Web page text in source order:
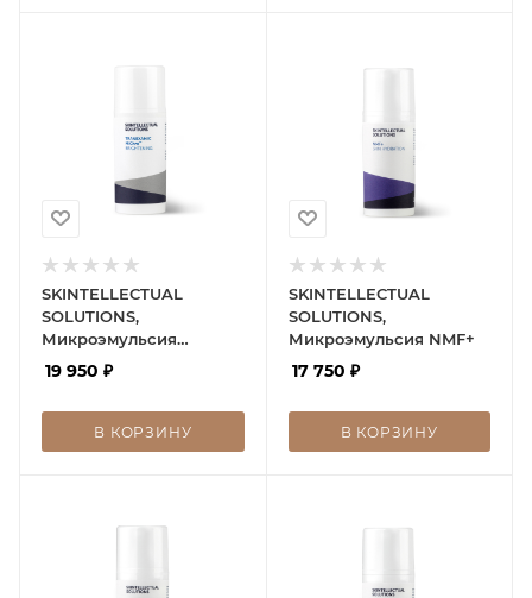
SKINTELLECTUAL
SOLUTIONS,
Микроэмульсия
Tranexamic MiChro
19 950 ₽
В КОРЗИНУ
SKINTELLECTUAL
SOLUTIONS,
Микроэмульсия NMF+
17 750 ₽
В КОРЗИНУ